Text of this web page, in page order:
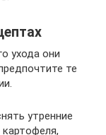
ухода они
те
утренние